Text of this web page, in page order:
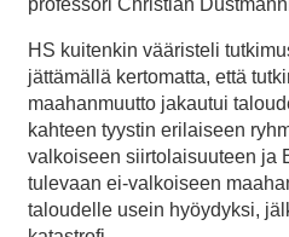
HS kuitenkin vääristeli
jättämällä kertomatta, että
maahanmuutto jakautui
kahteen tyystin erilaiseen
valkoiseen siirtolaisuuteen ja
tulevaan ei-valkoiseen
taloudelle usein hyöydyksi,